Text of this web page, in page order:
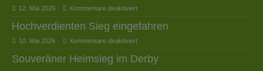
12. Mai 2026 Kommentare deaktiviert
Hochverdienten Sieg eingefahren
10. Mai 2026 Kommentare deaktiviert
Souveräner Heimsieg im Derby